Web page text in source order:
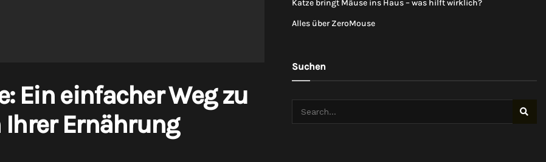
Ein einfacher Weg zu
Ernährung
Katze bringt Mäuse ins Haus – was hilft wirklich?
Alles über ZeroMouse
Suchen